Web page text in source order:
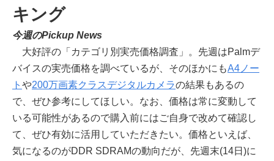
キング
今週のPickup News
大好評の「カテゴリ別実売価格調査」。先週はPalmデ
バイスの実売価格を調べているが、そのほかにもA4ノー
ト や200万画素クラスデジタルカメラの結果もあるの
で、ぜひ参考にしてほしい。なお、価格は常に変動して
いる可能性があるので購入前にはご自身で改めて確認し
て、ぜひ有効に活用していただきたい。価格といえば、
気になるのがDDR SDRAMの動向だが、先週末(14日)に